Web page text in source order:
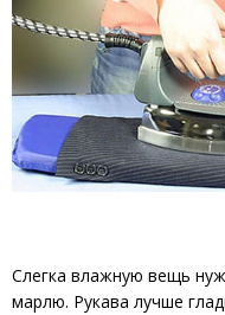
Слегка влажную вещь
марлю. Рукава лучше